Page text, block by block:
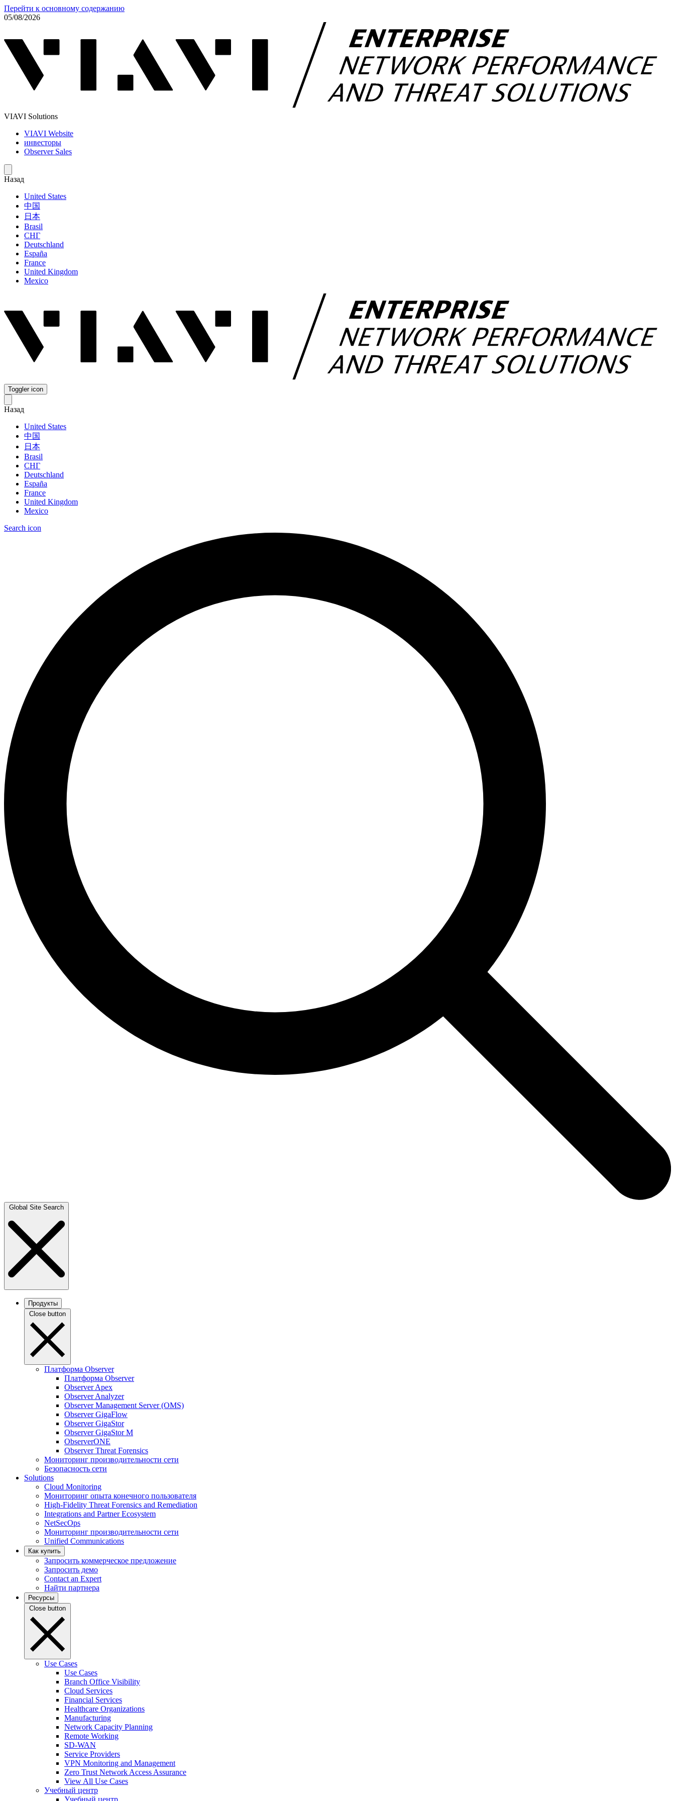
Перейти к основному содержанию
05/08/2026
VIAVI Solutions
VIAVI Website
инвесторы
Observer Sales
Назад
United States
中国
日本
Brasil
СНГ
Deutschland
España
France
United Kingdom
Mexico
Toggler icon
Назад
United States
中国
日本
Brasil
СНГ
Deutschland
España
France
United Kingdom
Mexico
Search icon
Global Site Search
Продукты
Close button
Платформа Observer
Платформа Observer
Observer Apex
Observer Analyzer
Observer Management Server (OMS)
Observer GigaFlow
Observer GigaStor
Observer GigaStor M
ObserverONE
Observer Threat Forensics
Мониторинг производительности сети
Безопасность сети
Solutions
Cloud Monitoring
Мониторинг опыта конечного пользователя
High-Fidelity Threat Forensics and Remediation
Integrations and Partner Ecosystem
NetSecOps
Мониторинг производительности сети
Unified Communications
Как купить
Запросить коммерческое предложение
Запросить демо
Contact an Expert
Найти партнера
Ресурсы
Close button
Use Cases
Use Cases
Branch Office Visibility
Cloud Services
Financial Services
Healthcare Organizations
Manufacturing
Network Capacity Planning
Remote Working
SD-WAN
Service Providers
VPN Monitoring and Management
Zero Trust Network Access Assurance
View All Use Cases
Учебный центр
Учебный центр